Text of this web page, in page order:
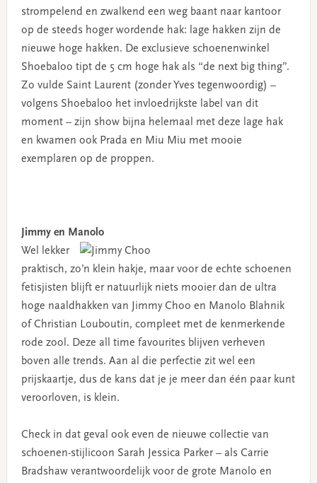
strompelend en zwalkend een weg baant naar kantoor
op de steeds hoger wordende hak: lage hakken zijn de
nieuwe hoge hakken. De exclusieve schoenenwinkel
Shoebaloo tipt de 5 cm hoge hak als “de next big thing”.
Zo vulde Saint Laurent (zonder Yves tegenwoordig) –
volgens Shoebaloo het invloedrijkste label van dit
moment – zijn show bijna helemaal met deze lage hak
en kwamen ook Prada en Miu Miu met mooie
exemplaren op de proppen.
Jimmy en Manolo
Wel lekker
praktisch, zo’n klein hakje, maar voor de echte schoenen
fetisjisten blijft er natuurlijk niets mooier dan de ultra
hoge naaldhakken van Jimmy Choo en Manolo Blahnik
of Christian Louboutin, compleet met de kenmerkende
rode zool. Deze all time favourites blijven verheven
boven alle trends. Aan al die perfectie zit wel een
prijskaartje, dus de kans dat je je meer dan één paar kunt
veroorloven, is klein.
Check in dat geval ook even de nieuwe collectie van
schoenen-stijlicoon Sarah Jessica Parker – als Carrie
Bradshaw verantwoordelijk voor de grote Manolo en